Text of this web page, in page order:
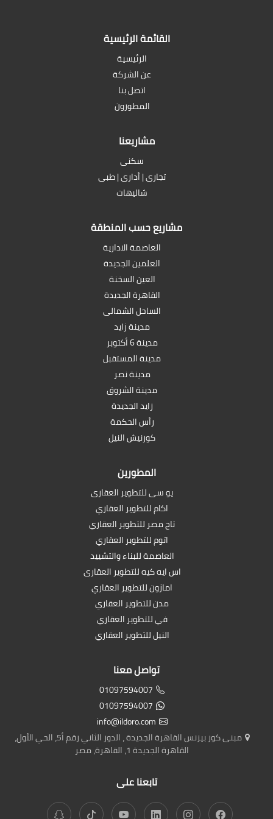
القائمة الرئيسية
الرئيسية
عن الشركة
اتصل بنا
المطورون
مشاريعنا
سكنى
تجارى | أدارى | طبى
شاليهات
مشاريع حسب المنطقة
العاصمة الادارية
العلمين الجديدة
العين السخنة
القاهرة الجديدة
الساحل الشمالى
مدينة زايد
مدينة 6 أكتوبر
مدينة المستقبل
مدينة نصر
مدينة الشروق
زايد الجديدة
رأس الحكمة
كورنيش النيل
المطورين
يو سى للتطوير العقارى
اكام للتطوير العقاري
تاج مصر للتطوير العقاري
اتوم للتطوير العقاري
العاصمة للبناء والتشييد
اس ايه كيه للتطوير العقارى
امازون للتطوير العقاري
مدن للتطوير العقاري
في للتطوير العقاري
النيل للتطوير العقاري
تواصل معنا
01097594007
01097594007
info@ildoro.com
مبنى كور بيزنس القاهرة الجديدة ، الدور الثاني رقم أ5، الحي الأول،
القاهرة الجديدة 1، القاهرة، مصر
تابعنا على